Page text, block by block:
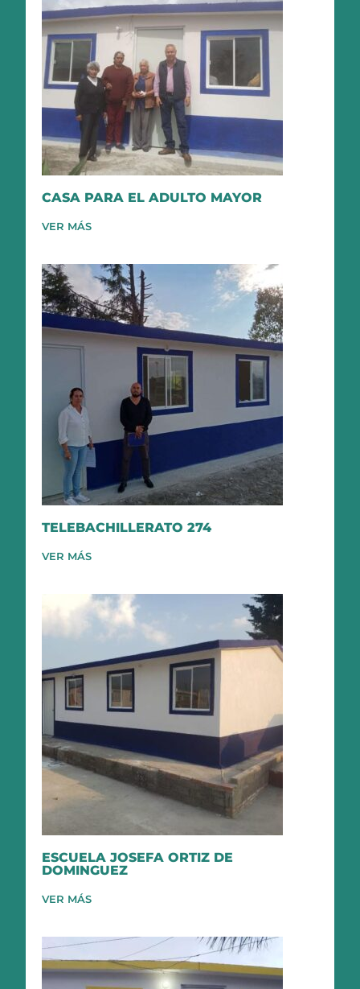
CASA PARA EL ADULTO MAYOR
VER MÁS
TELEBACHILLERATO 274
VER MÁS
ESCUELA JOSEFA ORTIZ DE
DOMINGUEZ
VER MÁS